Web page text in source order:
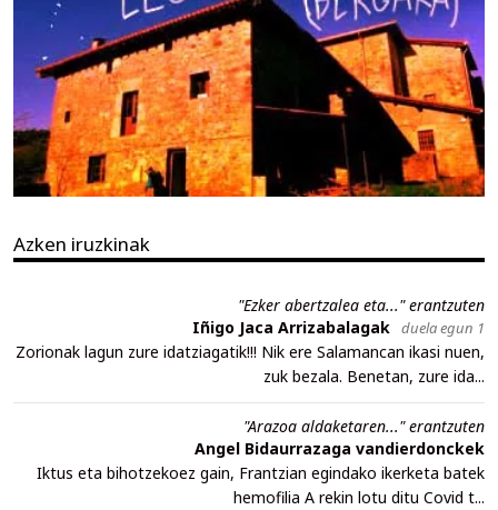
Azken iruzkinak
"Ezker abertzalea eta..." erantzuten
Iñigo Jaca Arrizabalagak duela egun 1
Zorionak lagun zure idatziagatik!!! Nik ere Salamancan ikasi nuen,
zuk bezala. Benetan, zure ida...
"Arazoa aldaketaren..." erantzuten
Angel Bidaurrazaga vandierdonckek
Iktus eta bihotzekoez gain, Frantzian egindako ikerketa batek
hemofilia A rekin lotu ditu Covid t...